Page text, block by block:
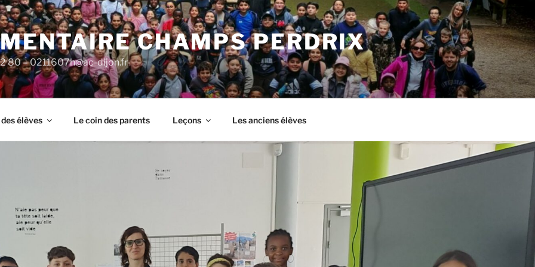
CHAMPS PERDRIX
80 – 0211607h@ac-dijon.fr-
élèves Le coin des parents Leçons Les anciens élèves